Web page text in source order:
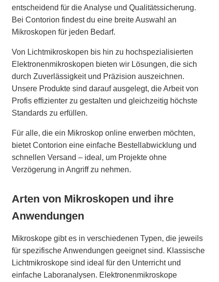
entscheidend für die Analyse und Qualitätssicherung.
Bei Contorion findest du eine breite Auswahl an
Mikroskopen für jeden Bedarf.
Von Lichtmikroskopen bis hin zu hochspezialisierten
Elektronenmikroskopen bieten wir Lösungen, die sich
durch Zuverlässigkeit und Präzision auszeichnen.
Unsere Produkte sind darauf ausgelegt, die Arbeit von
Profis effizienter zu gestalten und gleichzeitig höchste
Standards zu erfüllen.
Für alle, die ein Mikroskop online erwerben möchten,
bietet Contorion eine einfache Bestellabwicklung und
schnellen Versand – ideal, um Projekte ohne
Verzögerung in Angriff zu nehmen.
Arten von Mikroskopen und ihre
Anwendungen
Mikroskope gibt es in verschiedenen Typen, die jeweils
für spezifische Anwendungen geeignet sind. Klassische
Lichtmikroskope sind ideal für den Unterricht und
einfache Laboranalysen. Elektronenmikroskope